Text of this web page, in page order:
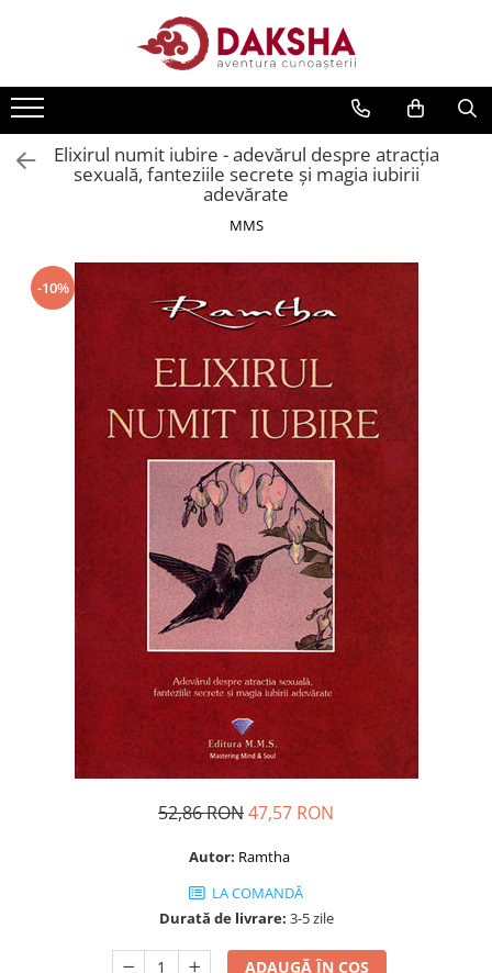
Editura Daksha
Seria Radu Cinamar
Seria Anton Parks
Dezvăluiri
Extratereștrii
Transformare spirituală
Psihologie
Dezvoltare personală
Seria Montauk
Seria Chico Xavier
Seria Helena Blavatsky
Elixirul numit iubire - adevărul despre atracţia
sexuală, fanteziile secrete şi magia iubirii
adevărate
MMS
-10%
52,86 RON47,57 RON
Autor: Ramtha
LA COMANDĂ
Durată de livrare: 3-5 zile
ADAUGĂ ÎN COȘ